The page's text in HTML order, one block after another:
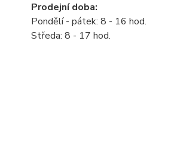
Prodejní doba:
Pondělí - pátek: 8 - 16 hod.
Středa: 8 - 17 hod.